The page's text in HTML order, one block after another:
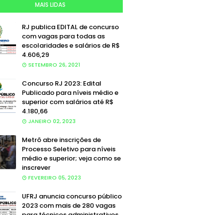
MAIS LIDAS
RJ publica EDITAL de concurso
com vagas para todas as
escolaridades e salários de R$
4.606,29
SETEMBRO 26, 2021
Concurso RJ 2023: Edital
Publicado para níveis médio e
superior com salários até R$
4.180,66
JANEIRO 02, 2023
Metrô abre inscrições de
Processo Seletivo para níveis
médio e superior; veja como se
inscrever
FEVEREIRO 05, 2023
UFRJ anuncia concurso público
2023 com mais de 280 vagas